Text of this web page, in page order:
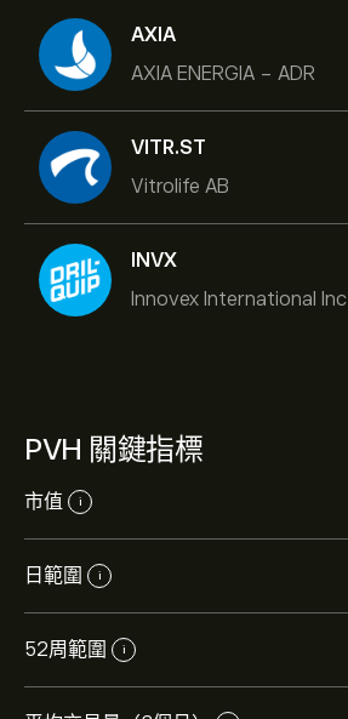
AXIA
AXIA ENERGIA - ADR
VITR.ST
Vitrolife AB
INVX
Innovex International Inc
PVH 關鍵指標
市值 i
日範圍 i
52周範圍 i